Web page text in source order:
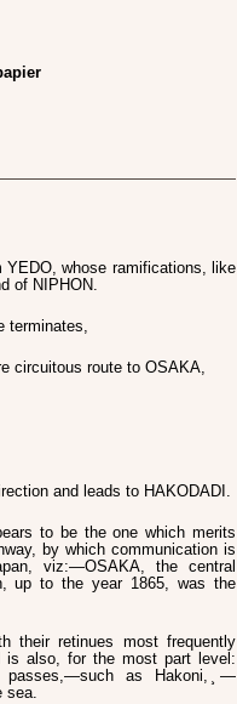
whose ramifications, like
of NIPHON.
terminates,
circuitous route to OSAKA,
and leads to HAKODADI.
to be the one which merits
by which communication is
viz:—OSAKA, the central
up to the year 1865, was the
their retinues most frequently
is also, for the most part level:
passes,—such as Hakoni, ̧—
sea.